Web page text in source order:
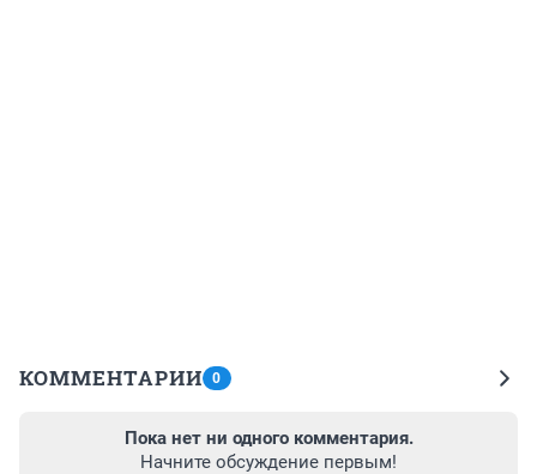
КОММЕНТАРИИ 0
Пока нет ни одного комментария.
Начните обсуждение первым!